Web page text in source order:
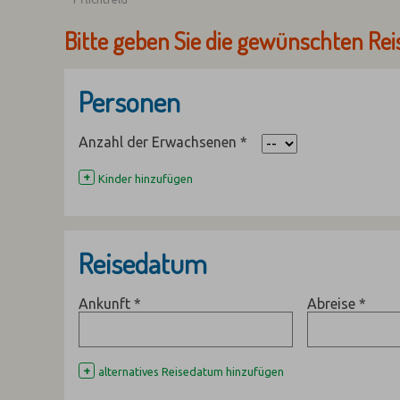
Bitte geben Sie die gewünschten
Personen
Anzahl der Erwachsenen *
+ Kinder hinzufügen
Reisedatum
Ankunft * Abreise *
+ alternatives Reisedatum hinzufügen